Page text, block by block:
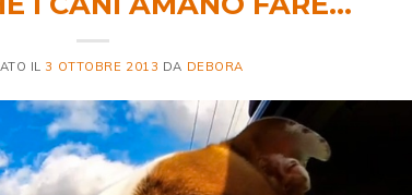
IL 3 OTTOBRE 2013 DA DEBORA